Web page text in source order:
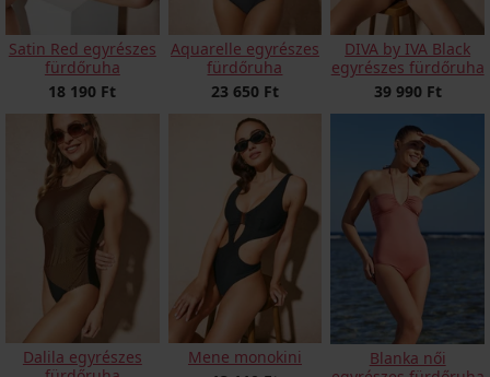
Satin Red egyrészes
fürdőruha
18 190 Ft
Aquarelle egyrészes
fürdőruha
23 650 Ft
DIVA by IVA Black
egyrészes fürdőruha
39 990 Ft
Dalila egyrészes
Mene monokini
Blanka női